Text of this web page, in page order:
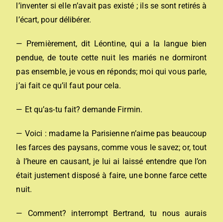
l’inventer si elle n’avait pas existé ; ils se sont retirés à
l’écart, pour délibérer.
— Premièrement, dit Léontine, qui a la langue bien
pendue, de toute cette nuit les mariés ne dormiront
pas ensemble, je vous en réponds; moi qui vous parle,
j’ai fait ce qu’il faut pour cela.
— Et qu’as-tu fait? demande Firmin.
— Voici : madame la Parisienne n’aime pas beaucoup
les farces des paysans, comme vous le savez; or, tout
à l’heure en causant, je lui ai laissé entendre que l’on
était justement disposé à faire, une bonne farce cette
nuit.
— Comment? interrompt Bertrand, tu nous aurais